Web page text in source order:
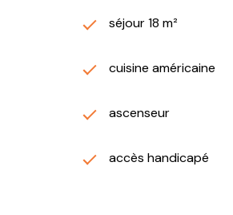
séjour 18 m²
cuisine américaine
ascenseur
accès handicapé